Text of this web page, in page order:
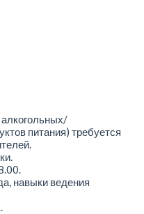
питания) требуется
навыки ведения